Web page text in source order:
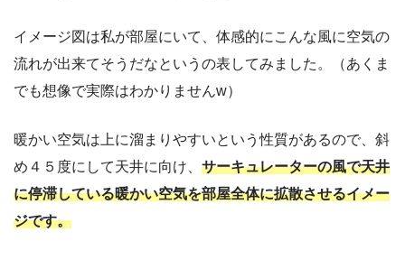
イメージ図は私が部屋にいて、体感的にこんな風に空気の
流れが出来てそうだなというの表してみました。（あくま
でも想像で実際はわかりませんw）
暖かい空気は上に溜まりやすいという性質があるので、斜
め４５度にして天井に向け、 サーキュレーターの風で天井
に停滞している暖かい空気を部屋全体に拡散させるイメー
ジです。